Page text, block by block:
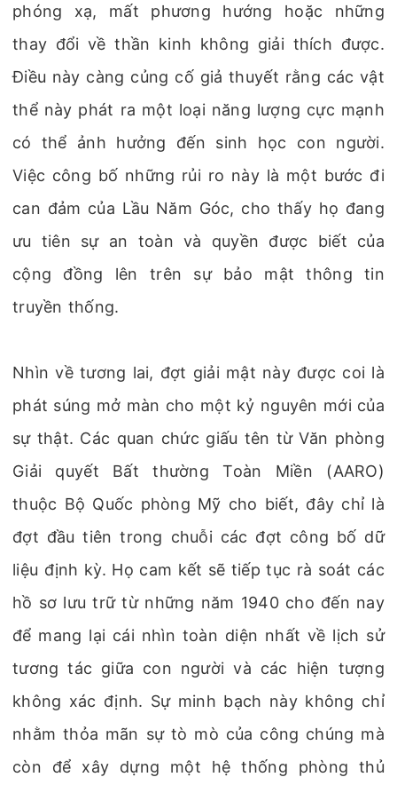
phóng xạ, mất phương hướng hoặc những
thay đổi về thần kinh không giải thích được.
Điều này càng củng cố giả thuyết rằng các vật
thể này phát ra một loại năng lượng cực mạnh
có thể ảnh hưởng đến sinh học con người.
Việc công bố những rủi ro này là một bước đi
can đảm của Lầu Năm Góc, cho thấy họ đang
ưu tiên sự an toàn và quyền được biết của
cộng đồng lên trên sự bảo mật thông tin
truyền thống.
Nhìn về tương lai, đợt giải mật này được coi là
phát súng mở màn cho một kỷ nguyên mới của
sự thật. Các quan chức giấu tên từ Văn phòng
Giải quyết Bất thường Toàn Miền (AARO)
thuộc Bộ Quốc phòng Mỹ cho biết, đây chỉ là
đợt đầu tiên trong chuỗi các đợt công bố dữ
liệu định kỳ. Họ cam kết sẽ tiếp tục rà soát các
hồ sơ lưu trữ từ những năm 1940 cho đến nay
để mang lại cái nhìn toàn diện nhất về lịch sử
tương tác giữa con người và các hiện tượng
không xác định. Sự minh bạch này không chỉ
nhằm thỏa mãn sự tò mò của công chúng mà
còn để xây dựng một hệ thống phòng thủ